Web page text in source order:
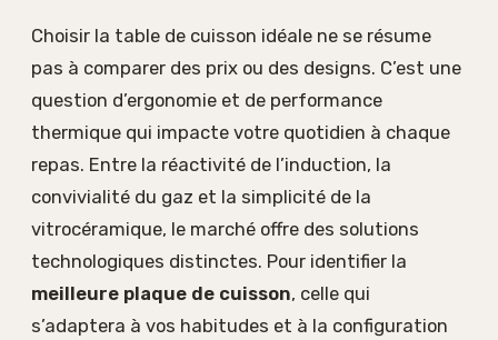
Choisir la table de cuisson idéale ne se résume
pas à comparer des prix ou des designs. C’est une
question d’ergonomie et de performance
thermique qui impacte votre quotidien à chaque
repas. Entre la réactivité de l’induction, la
convivialité du gaz et la simplicité de la
vitrocéramique, le marché offre des solutions
technologiques distinctes. Pour identifier la
meilleure plaque de cuisson, celle qui
s’adaptera à vos habitudes et à la configuration